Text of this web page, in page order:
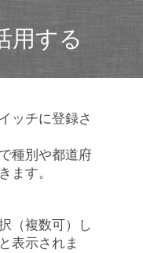
用する
ッチに登録さ
種別や都道府
ます。
（複数可）し
表示されま